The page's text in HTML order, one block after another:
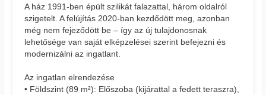
A ház 1991-ben épült szilikát falazattal, három oldalról
szigetelt. A felújítás 2020-ban kezdődött meg, azonban
még nem fejeződött be – így az új tulajdonosnak
lehetősége van saját elképzelései szerint befejezni és
modernizálni az ingatlant.
Az ingatlan elrendezése
• Földszint (89 m²): Előszoba (kijárattal a fedett teraszra),